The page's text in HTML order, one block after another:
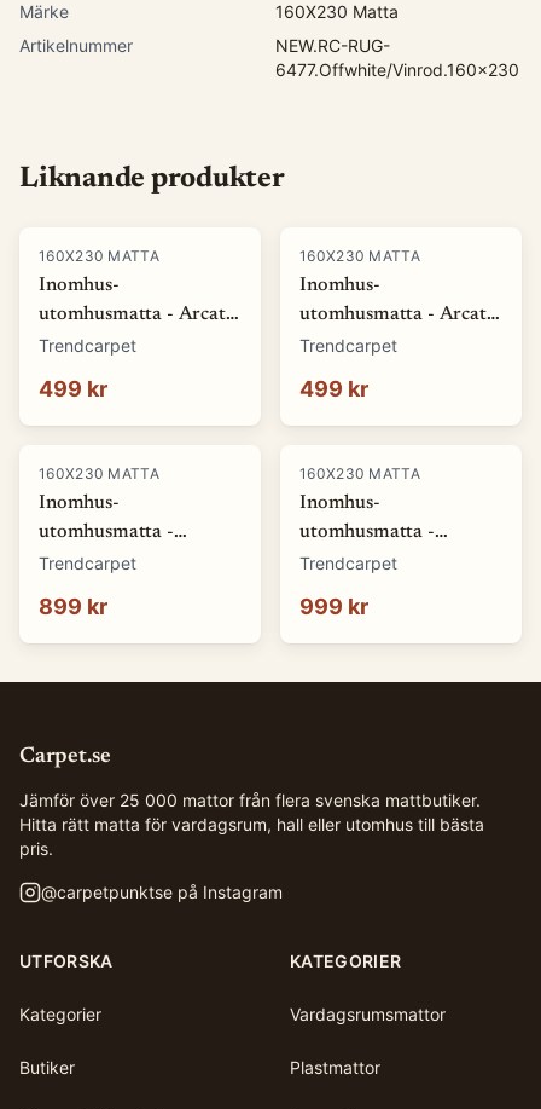
Märke
160X230 Matta
Artikelnummer
NEW.RC-RUG-
6477.Offwhite/Vinrod.160x230
Liknande produkter
160X230 MATTA
Inomhus-
utomhusmatta - Arcata
(blå) (Storlek: 80 x 150
Trendcarpet
499 kr
160X230 MATTA
Inomhus-
utomhusmatta - Arcata
(röd) (Storlek: 80 x 150
Trendcarpet
499 kr
160X230 MATTA
Inomhus-
utomhusmatta -
Winona (grå) (Storlek:
Trendcarpet
899 kr
160X230 MATTA
Inomhus-
utomhusmatta -
Winona (orange)
Trendcarpet
999 kr
Carpet.se
Jämför över 25 000 mattor från flera svenska mattbutiker.
Hitta rätt matta för vardagsrum, hall eller utomhus till bästa
pris.
@carpetpunktse på Instagram
UTFORSKA
Kategorier
Butiker
KATEGORIER
Vardagsrumsmattor
Plastmattor